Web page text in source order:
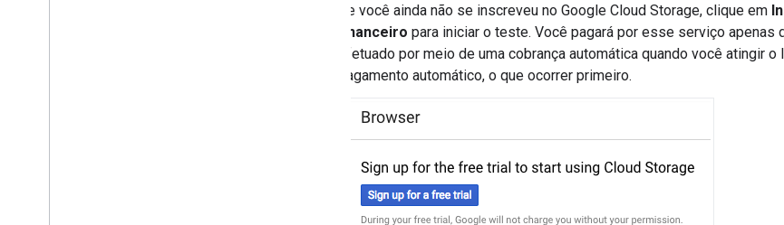
Se você ainda não se inscreveu no Google Cloud Storage, clique em
financeiro para iniciar o teste. Você pagará por esse serviço apenas
efetuado por meio de uma cobrança automática quando você atingir
pagamento automático, o que ocorrer primeiro.